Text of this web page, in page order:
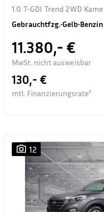
1.0 T-GDI Trend 2WD
Gebrauchtfzg.•Gelb•Benzin
11.380,- €
MwSt. nicht ausweisbar
130,- €
mtl. Finanzierungsrate²
12